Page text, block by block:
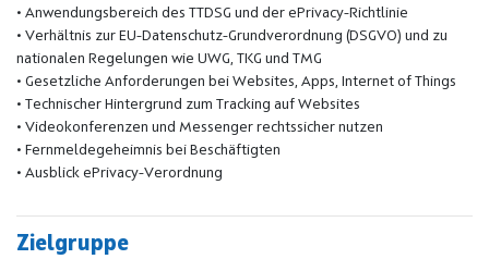
• Anwendungsbereich des TTDSG und der ePrivacy-Richtlinie
• Verhältnis zur EU-Datenschutz-Grundverordnung (DSGVO) und zu
nationalen Regelungen wie UWG, TKG und TMG
• Gesetzliche Anforderungen bei Websites, Apps, Internet of Things
• Technischer Hintergrund zum Tracking auf Websites
• Videokonferenzen und Messenger rechtssicher nutzen
• Fernmeldegeheimnis bei Beschäftigten
• Ausblick ePrivacy-Verordnung
Zielgruppe